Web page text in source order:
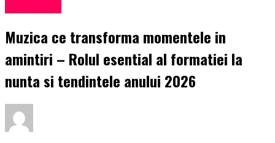
Muzica ce transforma momentele in
amintiri – Rolul esential al formatiei la
nunta si tendintele anului 2026